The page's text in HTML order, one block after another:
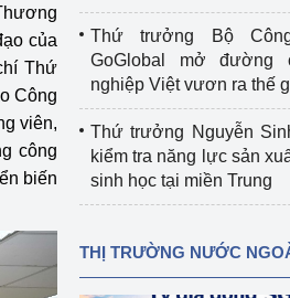
an toàn lao
quản lý của
đăng ký, hoạt
dụng cụ điện
của
Thứ
Công
viên,
công
biến
Thứ trưởng Bộ
GoGlobal mở đường
nghiệp Việt vươn ra thế
Thứ trưởng Nguyễn
kiểm tra năng lực sản
sinh học tại miền Trung
THỊ TRƯỜNG NƯỚC